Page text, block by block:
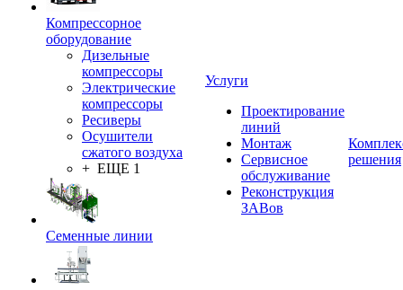
Компрессорное
оборудование
Дизельные
компрессоры
Электрические
компрессоры
Ресиверы
Осушители
сжатого воздуха
+ ЕЩЕ 1
Семенные линии
Услуги
Проектирование
линий
Монтаж
Сервисное
обслуживание
Реконструкция
ЗАВов
решения